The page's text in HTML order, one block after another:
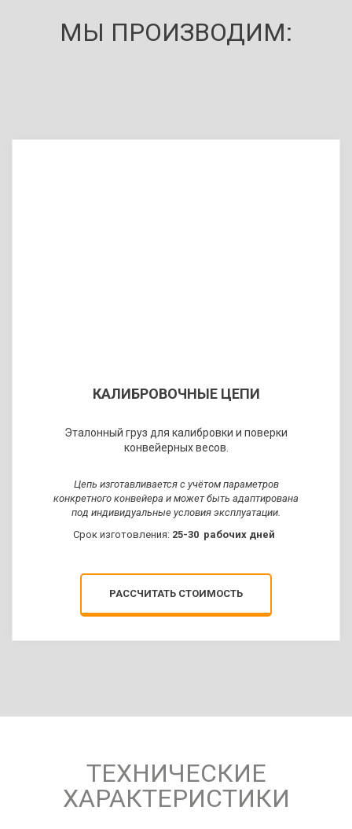
МЫ ПРОИЗВОДИМ:
КАЛИБРОВОЧНЫЕ ЦЕПИ
Эталонный груз для калибровки и поверки
конвейерных весов.
Цепь изготавливается с учётом параметров
конкретного конвейера и может быть адаптирована
под индивидуальные условия эксплуатации.
Срок изготовления: 25-30 рабочих дней
РАССЧИТАТЬ СТОИМОСТЬ
ТЕХНИЧЕСКИЕ
ХАРАКТЕРИСТИКИ